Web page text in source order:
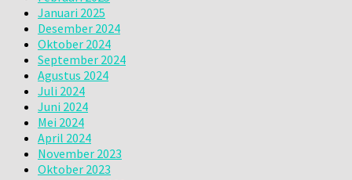
Januari 2025
Desember 2024
Oktober 2024
September 2024
Agustus 2024
Juli 2024
Juni 2024
Mei 2024
April 2024
November 2023
Oktober 2023